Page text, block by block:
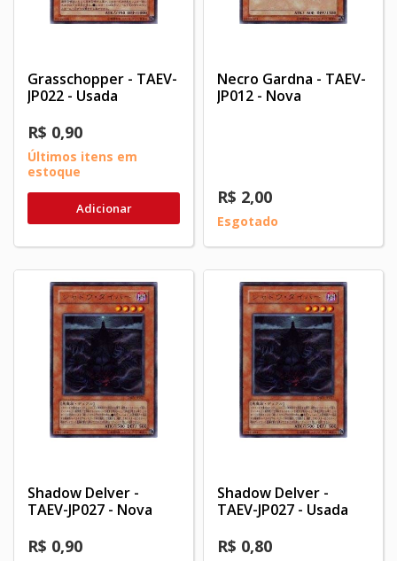
Grasschopper - TAEV-
JP022 - Usada
R$ 0,90
Últimos itens em
estoque
Adicionar
Necro Gardna - TAEV-
JP012 - Nova
R$ 2,00
Esgotado
Shadow Delver -
TAEV-JP027 - Nova
R$ 0,90
Shadow Delver -
TAEV-JP027 - Usada
R$ 0,80